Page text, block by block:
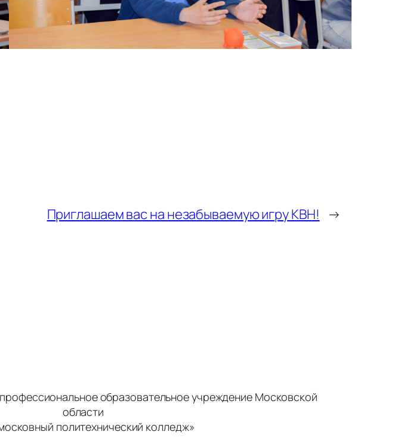
Приглашаем вас на незабываемую игру КВН! →
образовательное учреждение Московской
области
политехнический колледж»